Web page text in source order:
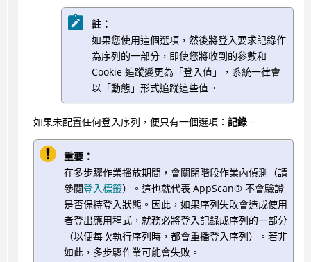
註：
如果您使用這個選項，然後將登入要求記錄作
為序列的一部分，即使您將收到的參數和
Cookie 追蹤變更為「登入值」，系統一律會
以「動態」形式追蹤這些值。
如果未配置任何登入序列，便只有一個選項： 記錄。
重要：
在多步驟作業播放期間，會關閉階段作業內偵測（請
參閱登入標籤）。這也就代表 AppScan® 不會驗證
是否保持登入狀態。因此，如果序列失敗會造成使用
者登出應用程式，就務必將登入記錄成序列的一部分
（以便每次執行序列時，都會重播登入序列）。若非
如此，多步驟作業可能會失敗。